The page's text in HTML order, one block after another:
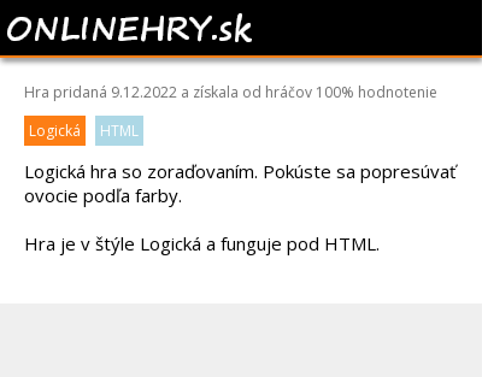
SORT FRUITS
Hra pridaná 9.12.2022 a získala od hráčov 100% hodnotenie
Logická
HTML
Logická hra so zoraďovaním. Pokúste sa popresúvať
ovocie podľa farby.
Hra je v štýle Logická a funguje pod HTML.